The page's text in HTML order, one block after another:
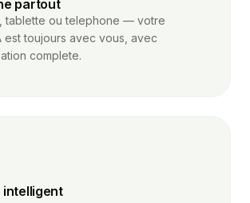
partout
tablette ou telephone — votre
est toujours avec vous, avec
complete.
intelligent